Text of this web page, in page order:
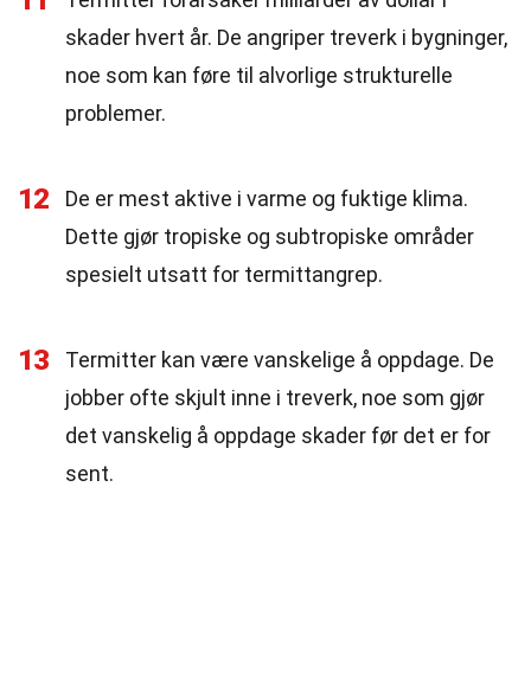
skader hvert år. De angriper treverk i bygninger,
noe som kan føre til alvorlige strukturelle
problemer.
12
De er mest aktive i varme og fuktige klima.
Dette gjør tropiske og subtropiske områder
spesielt utsatt for termittangrep.
13
Termitter kan være vanskelige å oppdage. De
jobber ofte skjult inne i treverk, noe som gjør
det vanskelig å oppdage skader før det er for
sent.